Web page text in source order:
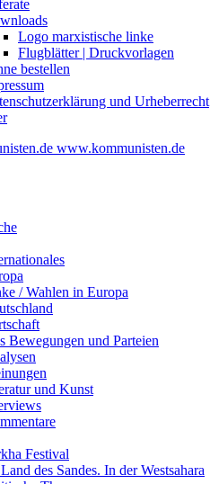
Logo marxistische linke
Flugblätter | Druckvorlagen
bestellen
und Urheberrecht
www.kommunisten.de
/ Wahlen in Europa
Bewegungen und Parteien
und Kunst
Festival
des Sandes. In der Westsahara